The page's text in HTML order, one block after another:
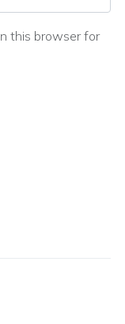
this browser for